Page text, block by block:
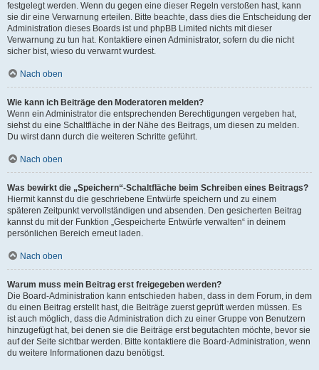
festgelegt werden. Wenn du gegen eine dieser Regeln verstoßen hast, kann
sie dir eine Verwarnung erteilen. Bitte beachte, dass dies die Entscheidung der
Administration dieses Boards ist und phpBB Limited nichts mit dieser
Verwarnung zu tun hat. Kontaktiere einen Administrator, sofern du die nicht
sicher bist, wieso du verwarnt wurdest.
Nach oben
Wie kann ich Beiträge den Moderatoren melden?
Wenn ein Administrator die entsprechenden Berechtigungen vergeben hat,
siehst du eine Schaltfläche in der Nähe des Beitrags, um diesen zu melden.
Du wirst dann durch die weiteren Schritte geführt.
Nach oben
Was bewirkt die „Speichern“-Schaltfläche beim Schreiben eines Beitrags?
Hiermit kannst du die geschriebene Entwürfe speichern und zu einem
späteren Zeitpunkt vervollständigen und absenden. Den gesicherten Beitrag
kannst du mit der Funktion „Gespeicherte Entwürfe verwalten“ in deinem
persönlichen Bereich erneut laden.
Nach oben
Warum muss mein Beitrag erst freigegeben werden?
Die Board-Administration kann entschieden haben, dass in dem Forum, in dem
du einen Beitrag erstellt hast, die Beiträge zuerst geprüft werden müssen. Es
ist auch möglich, dass die Administration dich zu einer Gruppe von Benutzern
hinzugefügt hat, bei denen sie die Beiträge erst begutachten möchte, bevor sie
auf der Seite sichtbar werden. Bitte kontaktiere die Board-Administration, wenn
du weitere Informationen dazu benötigst.